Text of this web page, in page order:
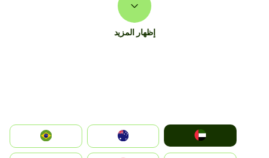
إظهار المزيد
الإمارات العربية المتحدة
Australia